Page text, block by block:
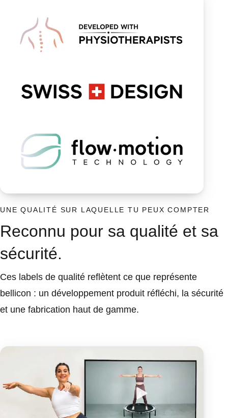
UNE QUALITÉ SUR LAQUELLE TU PEUX COMPTER
Reconnu pour sa qualité et sa
sécurité.
Ces labels de qualité reflètent ce que représente
bellicon : un développement produit réfléchi, la sécurité
et une fabrication haut de gamme.